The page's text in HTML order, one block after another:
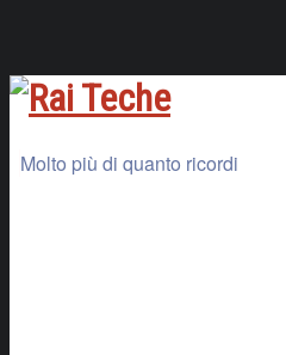
Molto più di quanto ricordi